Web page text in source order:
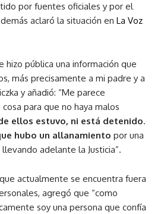
por fuentes oficiales y por el
aclaró la situación en La Voz
hizo pública una información que
más precisamente a mi padre y a
y añadió: “Me parece
para que no haya malos
ellos estuvo, ni está detenido.
hubo un allanamiento por una
adelante la Justicia”.
actualmente se encuentra fuera
agregó que “como
soy una persona que confía